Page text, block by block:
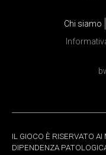
Chi siamo
IL GIOCO È RISERVATO
DIPENDENZA